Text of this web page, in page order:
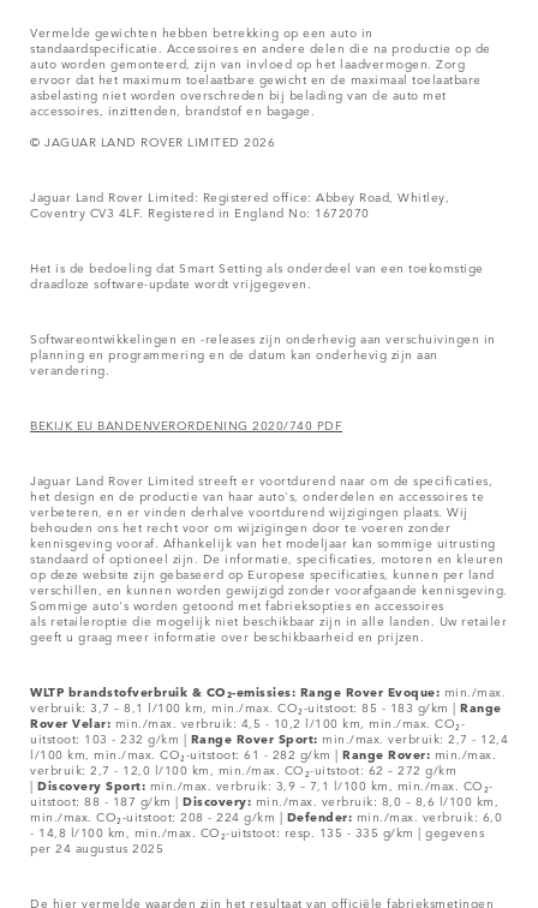
Vermelde gewichten hebben betrekking op een auto in
standaardspecificatie. Accessoires en andere delen die na productie op de
auto worden gemonteerd, zijn van invloed op het laadvermogen. Zorg
ervoor dat het maximum toelaatbare gewicht en de maximaal toelaatbare
asbelasting niet worden overschreden bij belading van de auto met
accessoires, inzittenden, brandstof en bagage.
© JAGUAR LAND ROVER LIMITED 2026
Jaguar Land Rover Limited: Registered office: Abbey Road, Whitley,
Coventry CV3 4LF. Registered in England No: 1672070
Het is de bedoeling dat Smart Setting als onderdeel van een toekomstige
draadloze software-update wordt vrijgegeven.
Softwareontwikkelingen en -releases zijn onderhevig aan verschuivingen in
planning en programmering en de datum kan onderhevig zijn aan
verandering.
BEKIJK EU BANDENVERORDENING 2020/740 PDF
Jaguar Land Rover Limited streeft er voortdurend naar om de specificaties,
het design en de productie van haar auto's, onderdelen en accessoires te
verbeteren, en er vinden derhalve voortdurend wijzigingen plaats. Wij
behouden ons het recht voor om wijzigingen door te voeren zonder
kennisgeving vooraf. Afhankelijk van het modeljaar kan sommige uitrusting
standaard of optioneel zijn. De informatie, specificaties, motoren en kleuren
op deze website zijn gebaseerd op Europese specificaties, kunnen per land
verschillen, en kunnen worden gewijzigd zonder voorafgaande kennisgeving.
Sommige auto's worden getoond met fabrieksopties en accessoires
als retaileroptie die mogelijk niet beschikbaar zijn in alle landen. Uw retailer
geeft u graag meer informatie over beschikbaarheid en prijzen.
WLTP brandstofverbruik & CO₂-emissies: Range Rover Evoque: min./max.
verbruik: 3,7 – 8,1 l/100 km, min./max. CO₂-uitstoot: 85 - 183 g/km | Range
Rover Velar: min./max. verbruik: 4,5 - 10,2 l/100 km, min./max. CO₂-
uitstoot: 103 - 232 g/km | Range Rover Sport: min./max. verbruik: 2,7 - 12,4
l/100 km, min./max. CO₂-uitstoot: 61 - 282 g/km | Range Rover: min./max.
verbruik: 2,7 - 12,0 l/100 km, min./max. CO₂-uitstoot: 62 – 272 g/km
| Discovery Sport: min./max. verbruik: 3,9 – 7,1 l/100 km, min./max. CO₂-
uitstoot: 88 - 187 g/km | Discovery: min./max. verbruik: 8,0 – 8,6 l/100 km,
min./max. CO₂-uitstoot: 208 - 224 g/km | Defender: min./max. verbruik: 6,0
- 14,8 l/100 km, min./max. CO₂-uitstoot: resp. 135 - 335 g/km | gegevens
per 24 augustus 2025
De hier vermelde waarden zijn het resultaat van officiële fabrieksmetingen